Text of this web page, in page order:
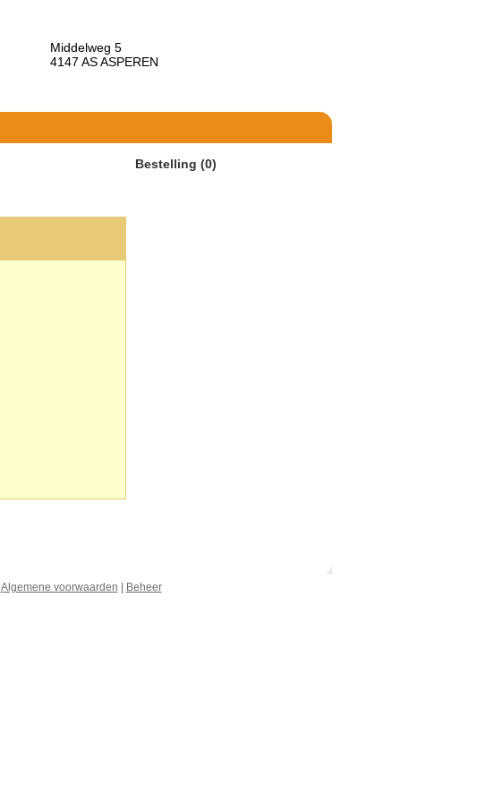
Middelweg 5
4147 AS ASPEREN
Bestelling (0)
Algemene voorwaarden Beheer